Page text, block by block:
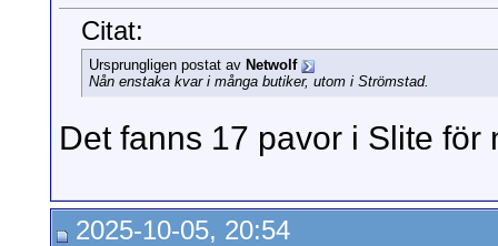
Citat:
Ursprungligen postat av Netwolf
Nån enstaka kvar i många butiker, utom i Strömstad.
Det fanns 17 pavor i Slite
2025-10-05, 20:54